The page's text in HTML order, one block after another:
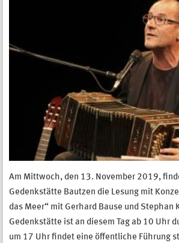
Am Mittwoch, den 13. November 2019,
Gedenkstätte Bautzen die Lesung mit
das Meer“ mit Gerhard Bause und Stephan
Gedenkstätte ist an diesem Tag ab 10 Uhr
um 17 Uhr findet eine öffentliche Führung